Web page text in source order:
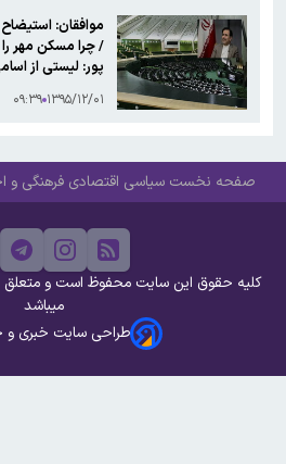
موافقان:
/ چرا مسکن مهر
پور: لیستی از
مالی راجع به
۱۳۹۵/۱۲/۰۱ ۰۹:۳۹
صفحه نخست سیاسی اقتصادی فرهنگی و
کلیه حقوق این سایت محفوظ است و متعلق
میباشد
طراحی سایت خبری و